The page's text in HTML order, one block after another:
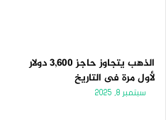
الذهب يتجاوز حاجز 3,600 دولار
لأول مرة فى التاريخ
سبتمبر 8, 2025